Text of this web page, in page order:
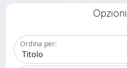
Opzioni
Ordina per: